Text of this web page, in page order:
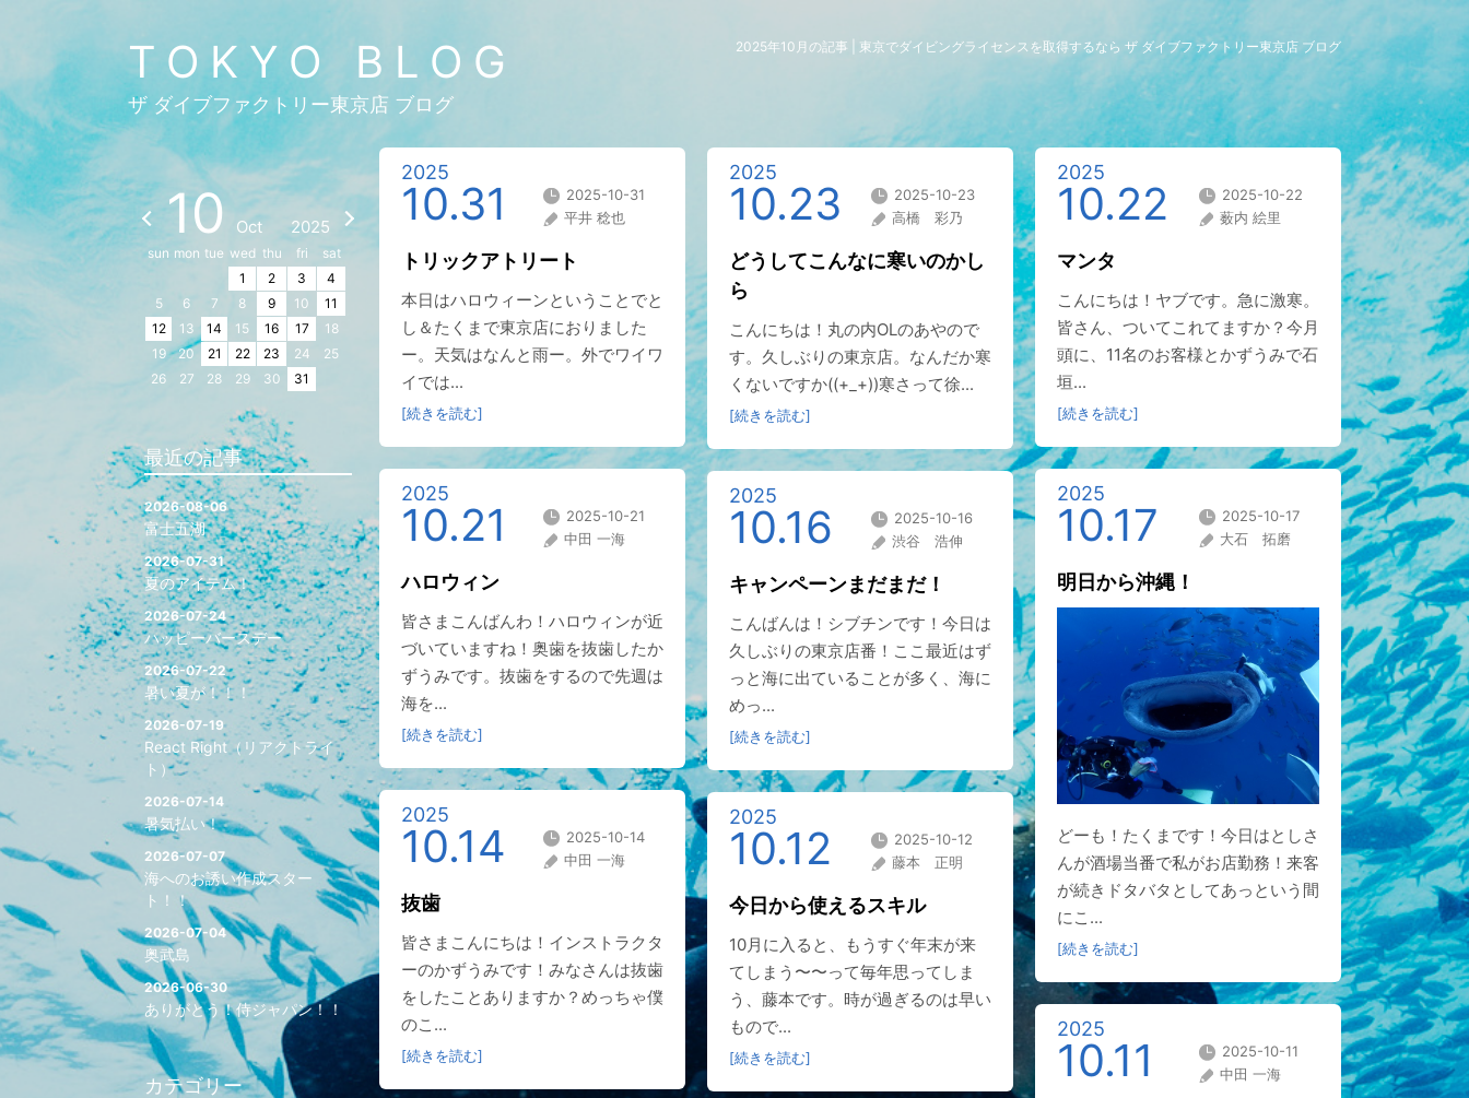
TOKYO BLOG
ザ ダイブファクトリー東京店 ブログ
2025年10月の記事 | 東京でダイビングライセンスを取得するなら ザ ダイブファクトリー東京店 ブログ
2025
10.31
2025-10-31
平井 稔也
トリックアトリート
本日はハロウィーンということでと
し＆たくまで東京店におりました
ー。天気はなんと雨ー。外でワイワ
イでは...
[続きを読む]
2025
10.23
2025-10-23
高橋 彩乃
どうしてこんなに寒いのかし
ら
こんにちは！丸の内OLのあやので
す。久しぶりの東京店。なんだか寒
くないですか((+_+))寒さって徐...
[続きを読む]
2025
10.22
2025-10-22
薮内 絵里
マンタ
こんにちは！ヤブです。急に激寒。
皆さん、ついてこれてますか？今月
頭に、11名のお客様とかずうみで石
垣...
[続きを読む]
2025
10.21
2025-10-21
中田 一海
ハロウィン
皆さまこんばんわ！ハロウィンが近
づいていますね！奥歯を抜歯したか
ずうみです。抜歯をするので先週は
海を...
[続きを読む]
2025
10.17
2025-10-17
大石 拓磨
明日から沖縄！
どーも！たくまです！今日はとしさ
んが酒場当番で私がお店勤務！来客
が続きドタバタとしてあっという間
にこ...
[続きを読む]
2025
10.16
2025-10-16
渋谷 浩伸
キャンペーンまだまだ！
こんばんは！シブチンです！今日は
久しぶりの東京店番！ここ最近はず
っと海に出ていることが多く、海に
めっ...
[続きを読む]
2025
10.14
2025-10-14
中田 一海
抜歯
皆さまこんにちは！インストラクタ
ーのかずうみです！みなさんは抜歯
をしたことありますか？めっちゃ僕
のこ...
[続きを読む]
2025
10.12
2025-10-12
藤本 正明
今日から使えるスキル
10月に入ると、もうすぐ年末が来
てしまう〜〜って毎年思ってしま
う、藤本です。時が過ぎるのは早い
もので...
[続きを読む]
2025
10.11
2025-10-11
中田 一海
10 Oct 2025
sun mon tue wed thu fri
sat
1
2 3
4
5
6 7 8 9 10
11
12
13 14 15 16 17
18
19
20 21 22 23 24
25
26
27 28 29 30 31
最近の記事
2026-08-06
富士五湖
2026-07-31
夏のアイテム！
2026-07-24
ハッピーバースデー
2026-07-22
暑い夏が！！！
2026-07-19
React Right（リアクトライ
ト）
2026-07-14
暑気払い！
2026-07-07
海へのお誘い作成スター
ト！！
2026-07-04
奥武島
2026-06-30
ありがとう！侍ジャパン！！
カテゴリー